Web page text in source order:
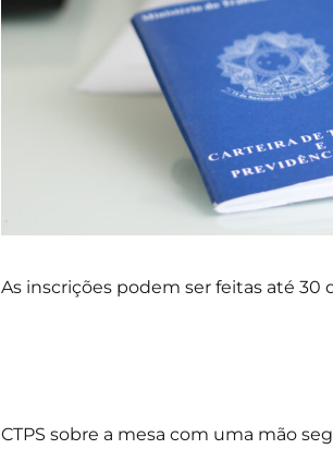
As inscrições podem ser feitas até 30
CTPS sobre a mesa com uma mão